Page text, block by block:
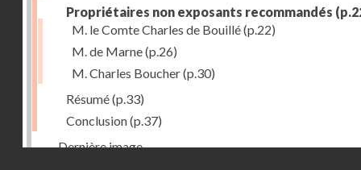
Propriétaires non exposants recommandés
M. le Comte Charles de Bouillé(p.22)
M. de Marne(p.26)
M. Charles Boucher(p.30)
Résumé(p.33)
Conclusion(p.37)
Dernière image